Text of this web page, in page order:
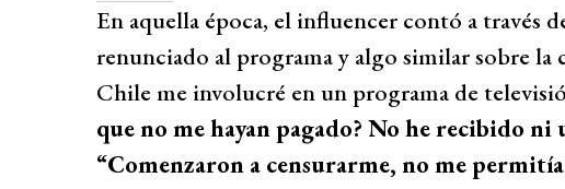
En aquella época, el influencer contó a través
renunciado al programa y algo similar sobre la
Chile me involucré en un programa de
que no me hayan pagado? No he recibido ni
“Comenzaron a censurarme, no me